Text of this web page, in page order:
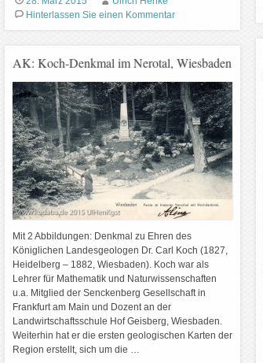
Hinterlassen Sie einen Kommentar
AK: Koch-Denkmal im Nerotal, Wiesbaden
Mit 2 Abbildungen: Denkmal zu Ehren des
Königlichen Landesgeologen Dr. Carl Koch (1827,
Heidelberg – 1882, Wiesbaden). Koch war als
Lehrer für Mathematik und Naturwissenschaften
u.a. Mitglied der Senckenberg Gesellschaft in
Frankfurt am Main und Dozent an der
Landwirtschaftsschule Hof Geisberg, Wiesbaden.
Weiterhin hat er die ersten geologischen Karten der
Region erstellt, sich um die …